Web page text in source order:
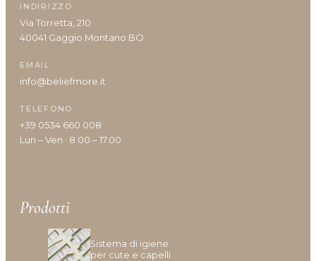
INDIRIZZO
Via Torretta, 210
40041 Gaggio Montano BO
EMAIL
info@beliefmore.it
TELEFONO
+39 0534 660 008
Lun – Ven · 8.00 – 17.00
Prodotti
Sistema di igiene
per cute e capelli